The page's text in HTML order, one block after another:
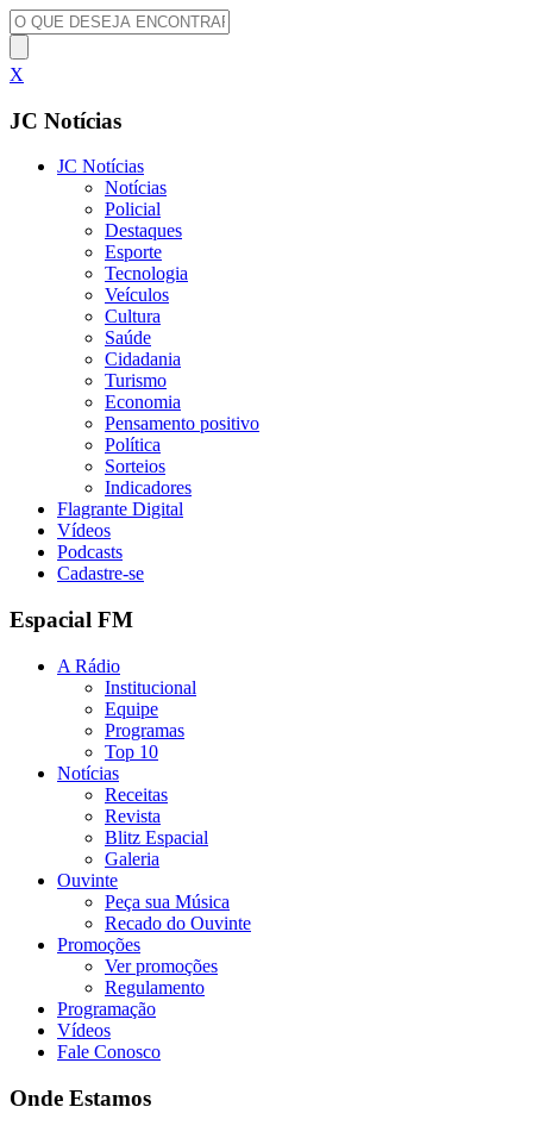
X
JC Notícias
JC Notícias
Notícias
Policial
Destaques
Esporte
Tecnologia
Veículos
Cultura
Saúde
Cidadania
Turismo
Economia
Pensamento positivo
Política
Sorteios
Indicadores
Flagrante Digital
Vídeos
Podcasts
Cadastre-se
Espacial FM
A Rádio
Institucional
Equipe
Programas
Top 10
Notícias
Receitas
Revista
Blitz Espacial
Galeria
Ouvinte
Peça sua Música
Recado do Ouvinte
Promoções
Ver promoções
Regulamento
Programação
Vídeos
Fale Conosco
Onde Estamos